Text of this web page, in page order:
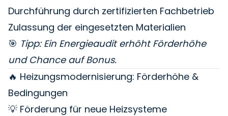
Durchführung durch zertifizierten Fachbetrieb
Zulassung der eingesetzten Materialien
🎯 Tipp: Ein Energieaudit erhöht Förderhöhe
und Chance auf Bonus.
🔥 Heizungsmodernisierung: Förderhöhe &
Bedingungen
💡 Förderung für neue Heizsysteme